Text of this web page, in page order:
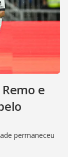
e
permaneceu